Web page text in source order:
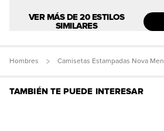
VER MÁS DE 20 ESTILOS
SIMILARES
Hombres Camisetas Estampadas Nova Men
TAMBIÉN TE PUEDE INTERESAR